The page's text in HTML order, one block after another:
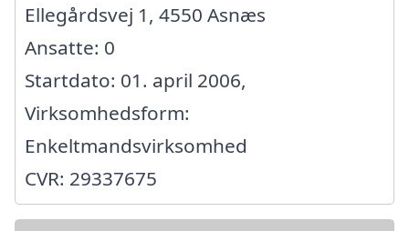
Ellegårdsvej 1, 4550 Asnæs
Ansatte: 0
Startdato: 01. april 2006,
Virksomhedsform:
Enkeltmandsvirksomhed
CVR: 29337675